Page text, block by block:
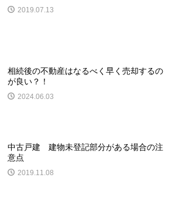
2019.07.13
相続後の不動産はなるべく早く売却するの
が良い？！
2024.06.03
中古戸建 建物未登記部分がある場合の注
意点
2019.11.08